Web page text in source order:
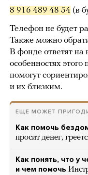
8 916 489 48 54 (в
Телефон не будет
Также можно
В фонде ответят на
особенностях
помогут
и их близким.
ЕЩЕ МОЖЕТ
Как помочь
просит денег,
Как понять, что у
и чем помочь